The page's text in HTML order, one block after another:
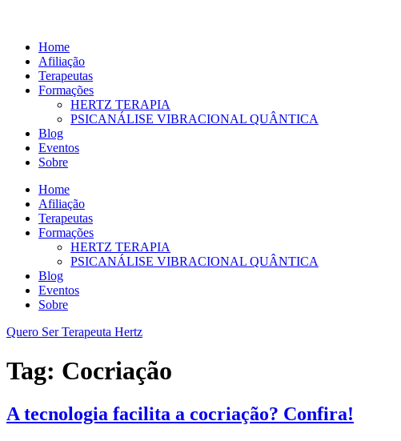
Home
Afiliação
Terapeutas
Formações
HERTZ TERAPIA
PSICANÁLISE VIBRACIONAL QUÂNTICA
Blog
Eventos
Sobre
Home
Afiliação
Terapeutas
Formações
HERTZ TERAPIA
PSICANÁLISE VIBRACIONAL QUÂNTICA
Blog
Eventos
Sobre
Quero Ser Terapeuta Hertz
Tag: Cocriação
A tecnologia facilita a cocriação? Confira!